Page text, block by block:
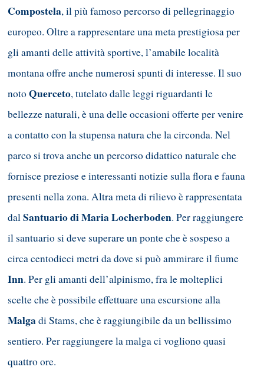
Compostela, il più famoso percorso di pellegrinaggio
europeo. Oltre a rappresentare una meta prestigiosa per
gli amanti delle attività sportive, l’amabile località
montana offre anche numerosi spunti di interesse. Il suo
notoQuerceto, tutelato dalle leggi riguardanti le
bellezze naturali, è una delle occasioni offerte per venire
a contatto con la stupensa natura che la circonda. Nel
parco si trova anche un percorso didattico naturale che
fornisce preziose e interessanti notizie sulla flora e fauna
presenti nella zona. Altra meta di rilievo è rappresentata
dal Santuario di Maria Locherboden. Per raggiungere
il santuario si deve superare un ponte che è sospeso a
circa centodieci metri da dove si può ammirare il fiume
Inn. Per gli amanti dell’alpinismo, fra le molteplici
scelte che è possibile effettuare una escursione alla
Malgadi Stams, che è raggiungibile da un bellissimo
sentiero. Per raggiungere la malga ci vogliono quasi
quattro ore.